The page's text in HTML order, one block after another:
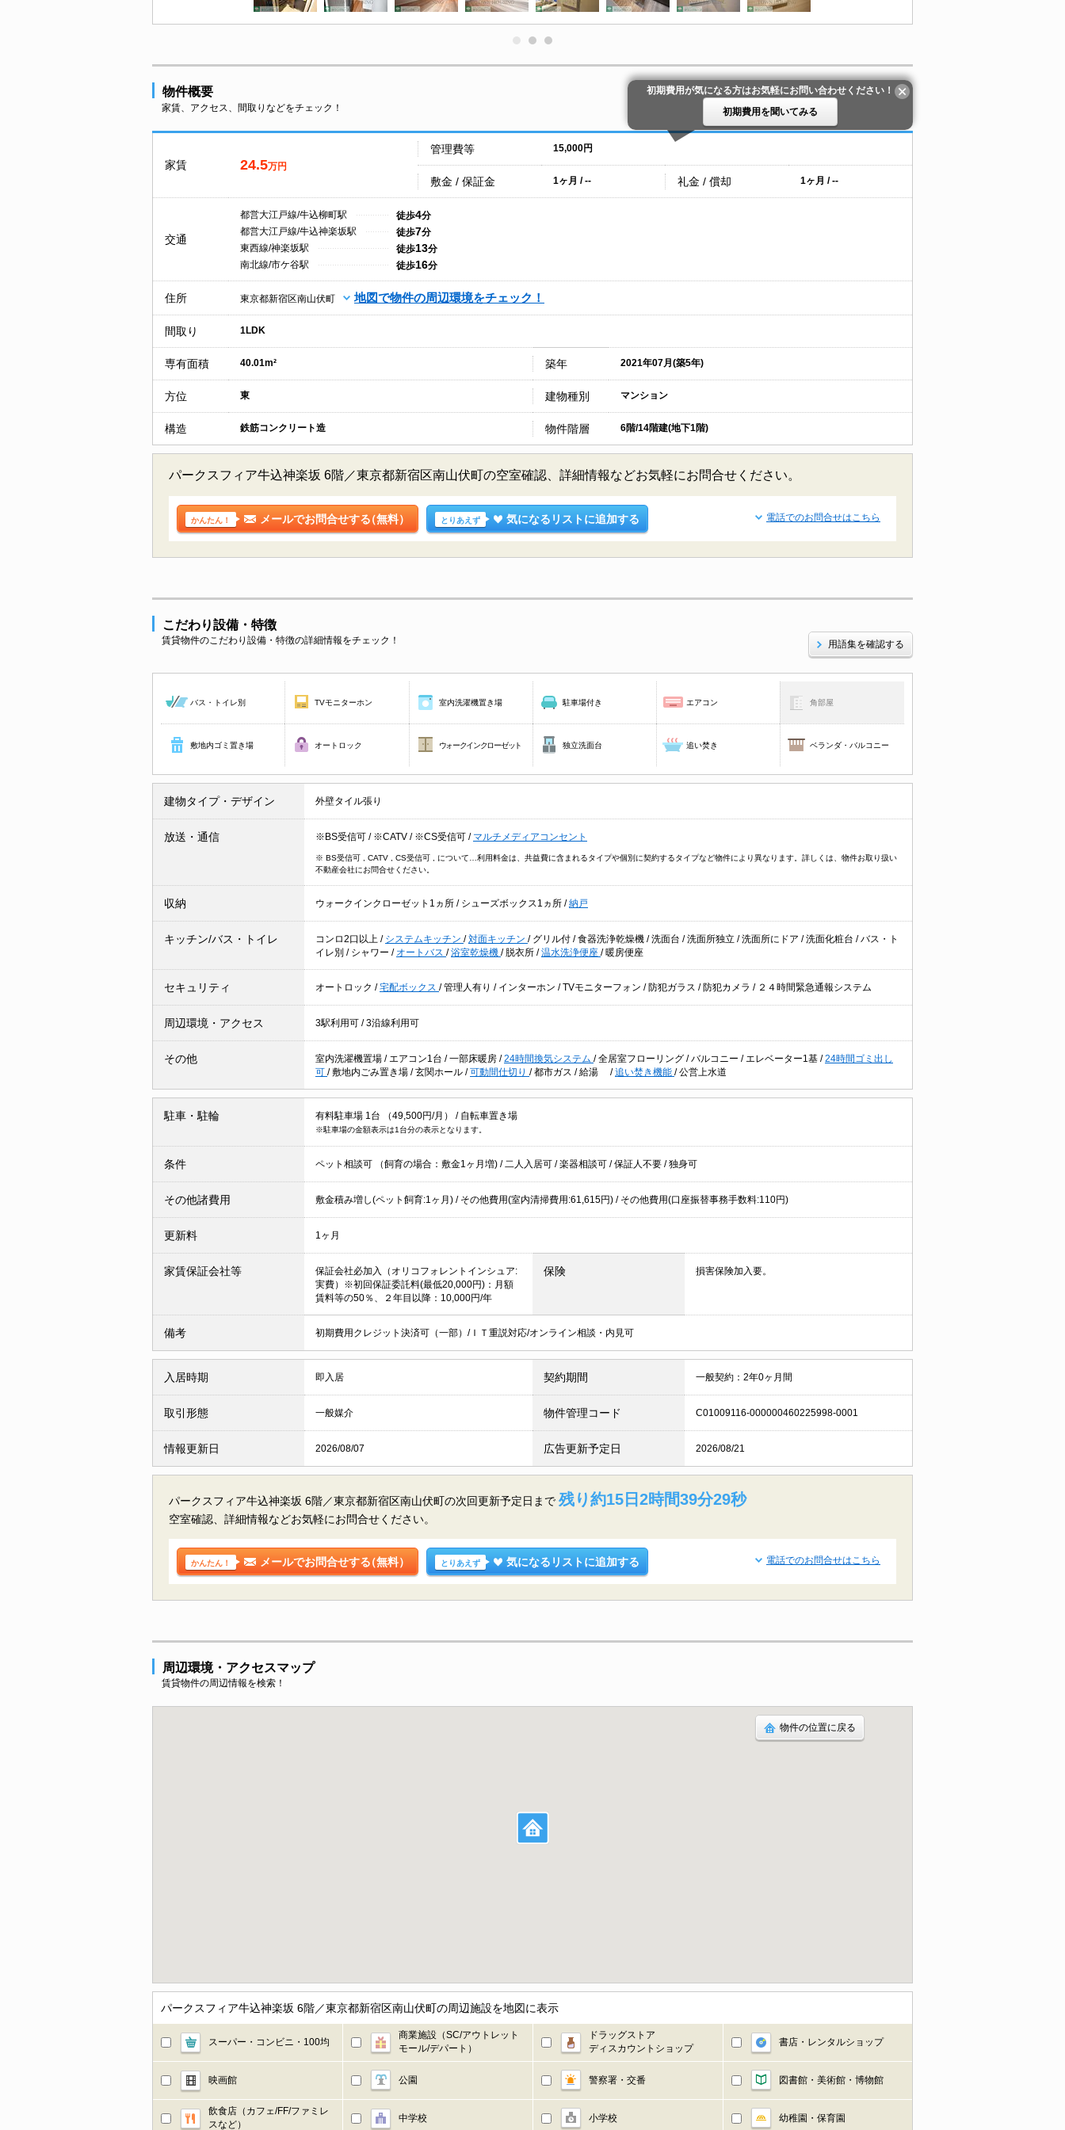
物件概要
家賃、アクセス、間取りなどをチェック！
初期費用が気になる方はお気軽にお問い合わせください！
初期費用を聞いてみる
家賃 24.5万円
管理費等 15,000円
敷金 / 保証金 1ヶ月 / -- 礼金 / 償却 1ヶ月 / --
交通
都営大江戸線/牛込柳町駅 徒歩4分
都営大江戸線/牛込神楽坂駅
徒歩7分
東西線/神楽坂駅
徒歩13分
南北線/市ケ谷駅
徒歩16分
住所 東京都新宿区南山伏町 地図で物件の周辺環境をチェック！
間取り 1LDK
専有面積 40.01m² 築年 2021年07月(築5年)
方位 東 建物種別 マンション
構造 鉄筋コンクリート造 物件階層 6階/14階建(地下1階)
パークスフィア牛込神楽坂 6階／東京都新宿区南山伏町の空室確認、詳細情報などお気軽にお問合せください。
かんたん！ メールでお問合せする（無料） とりあえず 気になるリストに追加する 電話でのお問合せはこちら
こだわり設備・特徴
賃貸物件のこだわり設備・特徴の詳細情報をチェック！ 用語集を確認する
バス・トイレ別 TVモニターホン 室内洗濯機置き場 駐車場付き エアコン 角部屋
敷地内ゴミ置き場 オートロック ウォークインクローゼット 独立洗面台 追い焚き ベランダ・バルコニー
建物タイプ・デザイン 外壁タイル張り
放送・通信 ※BS受信可 / ※CATV / ※CS受信可 / マルチメディアコンセント
※ BS受信可 , CATV , CS受信可 , について…利用料金は、共益費に含まれるタイプや個別に契約するタイプなど物件により異なります。詳しくは、物件お取り扱い
不動産会社にお問合せください。
収納 ウォークインクローゼット1ヵ所 / シューズボックス1ヵ所 /納戸
キッチン/バス・トイレ コンロ2口以上 / システムキッチン /対面キッチン / グリル付 /食器洗浄乾燥機 /洗面台 /洗面所独立 /洗面所にドア /洗面化粧台 /バス・ト
イレ別 / シャワー / オートバス /浴室乾燥機 / 脱衣所 /温水洗浄便座 / 暖房便座
セキュリティ オートロック /宅配ボックス /管理人有り / インターホン /TVモニターフォン / 防犯ガラス / 防犯カメラ / ２４時間緊急通報システム
周辺環境・アクセス 3駅利用可 /3沿線利用可
その他 室内洗濯機置場 / エアコン1台 /一部床暖房 /24時間換気システム /全居室フローリング /バルコニー / エレベーター1基 /24時間ゴミ出し
可 /敷地内ごみ置き場 /玄関ホール /可動間仕切り /都市ガス /給湯 /追い焚き機能 /公営上水道
駐車・駐輪 有料駐車場 1台 （49,500円/月） / 自転車置き場
※駐車場の金額表示は1台分の表示となります。
条件 ペット相談可 （飼育の場合：敷金1ヶ月増) / 二人入居可 /楽器相談可 /保証人不要 /独身可
その他諸費用 敷金積み増し(ペット飼育:1ヶ月) / その他費用(室内清掃費用:61,615円) / その他費用(口座振替事務手数料:110円)
更新料 1ヶ月
家賃保証会社等
保証会社必加入（オリコフォレントインシュア:
実費）※初回保証委託料(最低20,000円)：月額
賃料等の50％、２年目以降：10,000円/年
保険 損害保険加入要。
備考 初期費用クレジット決済可（一部）/ＩＴ重説対応/オンライン相談・内見可
入居時期 即入居 契約期間 一般契約：2年0ヶ月間
取引形態 一般媒介 物件管理コード C01009116-000000460225998-0001
情報更新日 2026/08/07 広告更新予定日 2026/08/21
パークスフィア牛込神楽坂 6階／東京都新宿区南山伏町の次回更新予定日まで 残り約15日2時間39分28秒
空室確認、詳細情報などお気軽にお問合せください。
かんたん！ メールでお問合せする（無料） とりあえず 気になるリストに追加する 電話でのお問合せはこちら
周辺環境・アクセスマップ
賃貸物件の周辺情報を検索！
物件の位置に戻る
パークスフィア牛込神楽坂 6階／東京都新宿区南山伏町の周辺施設を地図に表示
スーパー・コンビニ・100均
商業施設（SC/アウトレット
モール/デパート）
ドラッグストア
ディスカウントショップ
書店・レンタルショップ
映画館 公園 警察署・交番 図書館・美術館・博物館
飲食店（カフェ/FF/ファミレ
スなど）
中学校 小学校 幼稚園・保育園